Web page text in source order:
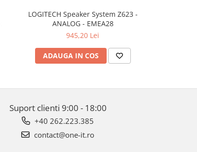
LOGITECH Speaker System Z623 -
ANALOG - EMEA28
945,20 Lei
ADAUGA IN COS
Suport clienti 9:00 - 18:00
+40 262.223.385
contact@one-it.ro